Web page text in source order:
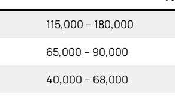
115,000 – 180,000
65,000 – 90,000
40,000 – 68,000